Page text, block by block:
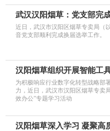
武汉汉阳烟草：党支部完
近日，武汉市汉阳区烟草专卖局（
音党支部顺利完成换届选举工作。
汉阳烟草组织开展智能工
为积极响应行业数字化转型战略部
力，近日，武汉市汉阳区烟草专卖
效办公”专题学习活动
汉阳烟草深入学习 凝聚高